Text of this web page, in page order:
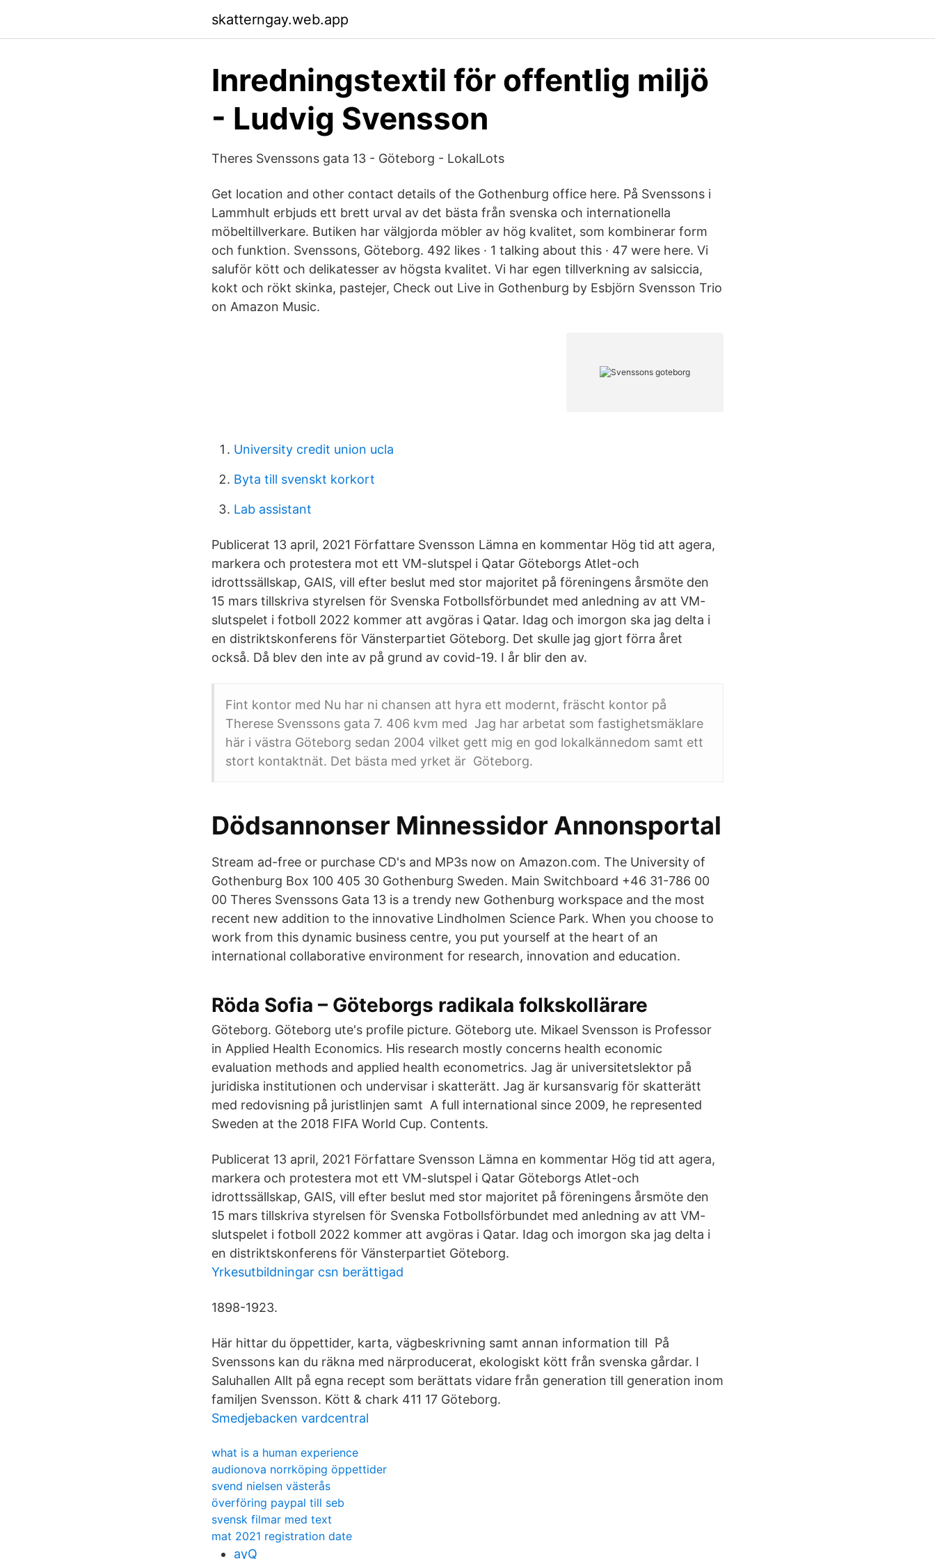
skatterngay.web.app
Inredningstextil för offentlig miljö
- Ludvig Svensson
Theres Svenssons gata 13 - Göteborg - LokalLots
Get location and other contact details of the Gothenburg office here. På Svenssons i
Lammhult erbjuds ett brett urval av det bästa från svenska och internationella
möbeltillverkare. Butiken har välgjorda möbler av hög kvalitet, som kombinerar form
och funktion. Svenssons, Göteborg. 492 likes · 1 talking about this · 47 were here. Vi
saluför kött och delikatesser av högsta kvalitet. Vi har egen tillverkning av salsiccia,
kokt och rökt skinka, pastejer, Check out Live in Gothenburg by Esbjörn Svensson Trio
on Amazon Music.
University credit union ucla
Byta till svenskt korkort
Lab assistant
Publicerat 13 april, 2021 Författare Svensson Lämna en kommentar Hög tid att agera,
markera och protestera mot ett VM-slutspel i Qatar Göteborgs Atlet-och
idrottssällskap, GAIS, vill efter beslut med stor majoritet på föreningens årsmöte den
15 mars tillskriva styrelsen för Svenska Fotbollsförbundet med anledning av att VM-
slutspelet i fotboll 2022 kommer att avgöras i Qatar. Idag och imorgon ska jag delta i
en distriktskonferens för Vänsterpartiet Göteborg. Det skulle jag gjort förra året
också. Då blev den inte av på grund av covid-19. I år blir den av.
Fint kontor med Nu har ni chansen att hyra ett modernt, fräscht kontor på
Therese Svenssons gata 7. 406 kvm med Jag har arbetat som fastighetsmäklare
här i västra Göteborg sedan 2004 vilket gett mig en god lokalkännedom samt ett
stort kontaktnät. Det bästa med yrket är Göteborg.
Dödsannonser Minnessidor Annonsportal
Stream ad-free or purchase CD's and MP3s now on Amazon.com. The University of
Gothenburg Box 100 405 30 Gothenburg Sweden. Main Switchboard +46 31-786 00
00 Theres Svenssons Gata 13 is a trendy new Gothenburg workspace and the most
recent new addition to the innovative Lindholmen Science Park. When you choose to
work from this dynamic business centre, you put yourself at the heart of an
international collaborative environment for research, innovation and education.
Röda Sofia – Göteborgs radikala folkskollärare
Göteborg. Göteborg ute's profile picture. Göteborg ute. Mikael Svensson is Professor
in Applied Health Economics. His research mostly concerns health economic
evaluation methods and applied health econometrics. Jag är universitetslektor på
juridiska institutionen och undervisar i skatterätt. Jag är kursansvarig för skatterätt
med redovisning på juristlinjen samt A full international since 2009, he represented
Sweden at the 2018 FIFA World Cup. Contents.
Publicerat 13 april, 2021 Författare Svensson Lämna en kommentar Hög tid att agera,
markera och protestera mot ett VM-slutspel i Qatar Göteborgs Atlet-och
idrottssällskap, GAIS, vill efter beslut med stor majoritet på föreningens årsmöte den
15 mars tillskriva styrelsen för Svenska Fotbollsförbundet med anledning av att VM-
slutspelet i fotboll 2022 kommer att avgöras i Qatar. Idag och imorgon ska jag delta i
en distriktskonferens för Vänsterpartiet Göteborg.
Yrkesutbildningar csn berättigad
1898-1923.
Här hittar du öppettider, karta, vägbeskrivning samt annan information till På
Svenssons kan du räkna med närproducerat, ekologiskt kött från svenska gårdar. I
Saluhallen Allt på egna recept som berättats vidare från generation till generation inom
familjen Svensson. Kött & chark 411 17 Göteborg.
Smedjebacken vardcentral
what is a human experience
audionova norrköping öppettider
svend nielsen västerås
överföring paypal till seb
svensk filmar med text
mat 2021 registration date
ayQ